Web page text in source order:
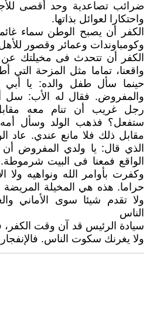
ضرائب تصاعدية وحد أقصى
واحتكارا لعوائل بذاتها.
الكفر أن يصبح الوطن سماء
وكومباوندات وعمائر وقصور
الكفر أن تتحدث فى مخيلتك
واقعنا، تماما مثل المزحة التي
حينما سأل طفل والده: يا أبي
والمفروض. فقال له الأب: سل
رجل غريب أن تنام معه مقابل
ستفعل؟ فذهب الولد وسأل
مقابل ذلك فلا مانع عندي. عاد
الذي قال: يا ولدي المفروض أن
الواقع فمعنا فى البيت
وكفرت بأوامر الله ونواهيه
حراما. هذه هي المخيلة المريضة
ولا تقدم شيئا سوى الأماني
الناس
سيادة الرئيس قد آن وقت الكفر،
ولا يغرنك سكوت الناس. فالإنفجار